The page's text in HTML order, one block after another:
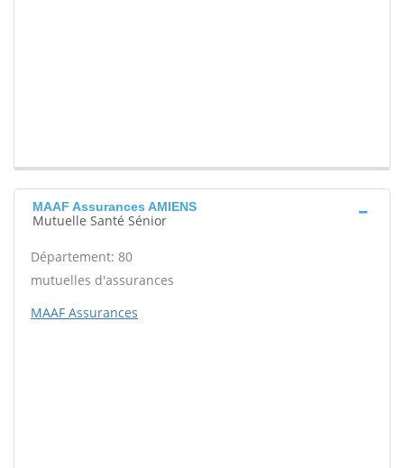
MAAF Assurances AMIENS
Mutuelle Santé Sénior
Département: 80
mutuelles d'assurances
MAAF Assurances